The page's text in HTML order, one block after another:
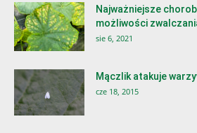
Najważniejsze
możliwości
sie 6, 2021
Mączlik atakuje
cze 18, 2015